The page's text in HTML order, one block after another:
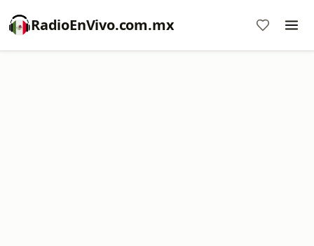
RadioEnVivo.com.mx